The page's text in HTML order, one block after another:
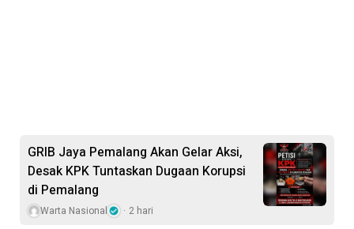
GRIB Jaya Pemalang Akan Gelar Aksi,
Desak KPK Tuntaskan Dugaan Korupsi
di Pemalang
Warta Nasional 2 hari